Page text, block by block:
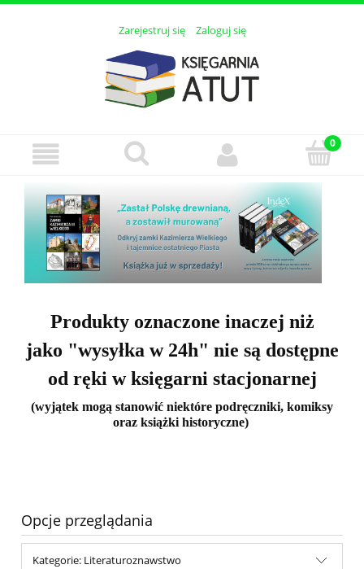
Zarejestruj się Zaloguj się
Produkty oznaczone inaczej niż
jako "wysyłka w 24h" nie są dostępne
od ręki w księgarni stacjonarnej
(wyjątek mogą stanowić niektóre podręczniki, komiksy
oraz książki historyczne)
Opcje przeglądania
Kategorie: Literaturoznawstwo